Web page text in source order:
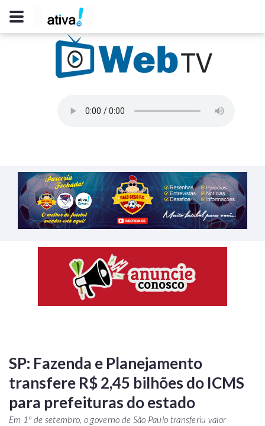
SP: Fazenda e Planejamento
transfere R$ 2,45 bilhões do ICMS
para prefeituras do estado
Em 1º de setembro, o governo de São Paulo transferiu valor